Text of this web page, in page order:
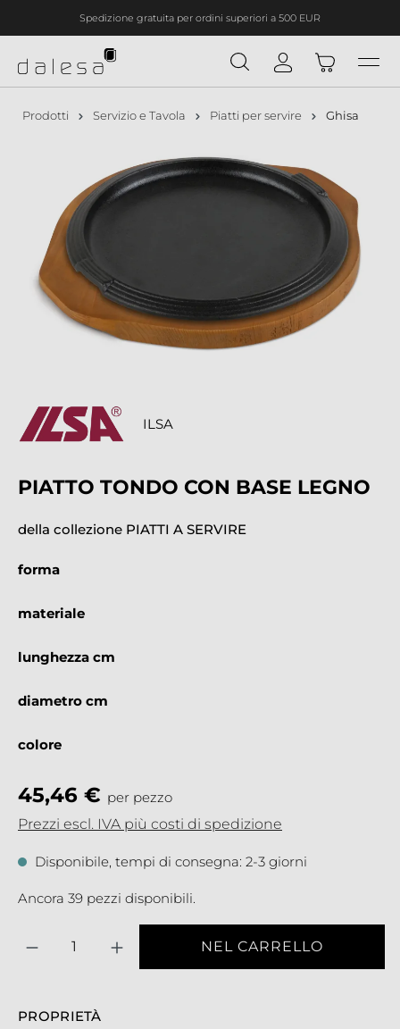
principaleSpedizione gratuita per ordini superiori a 500 EUR
Prodotti Servizio e Tavola Piatti per servire Ghisa
ILSA
PIATTO TONDO CON BASE LEGNO
della collezione PIATTI A SERVIRE
45,46 € per pezzo
Prezzi escl. IVA più costi di spedizione
Disponibile, tempi di consegna: 2-3 giorni
Ancora 39 pezzi disponibili.
forma
materiale
lunghezza cm
diametro cm
colore
NEL CARRELLO
PROPRIETÀ